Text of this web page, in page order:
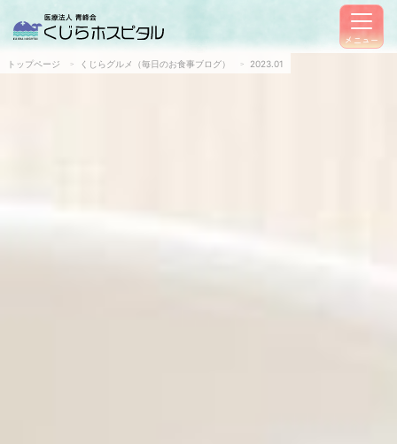
メニュー
トップページ くじらグルメ（毎日のお食事ブログ） 2023.01